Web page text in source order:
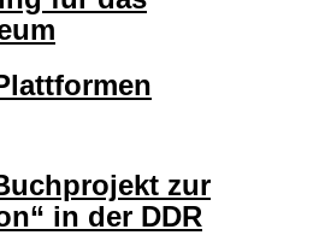
zur
in der DDR